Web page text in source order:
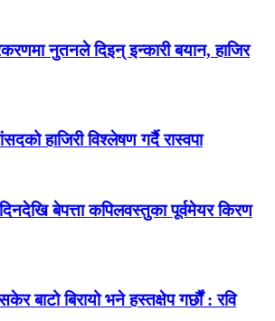
नुतनले दिइन् इन्कारी बयान, हाजिर
हाजिरी विश्लेषण गर्दै रास्वपा
बेपत्ता कपिलवस्तुका पूर्वमेयर किरण
बाटो बिरायो भने हस्तक्षेप गर्छौं : रवि